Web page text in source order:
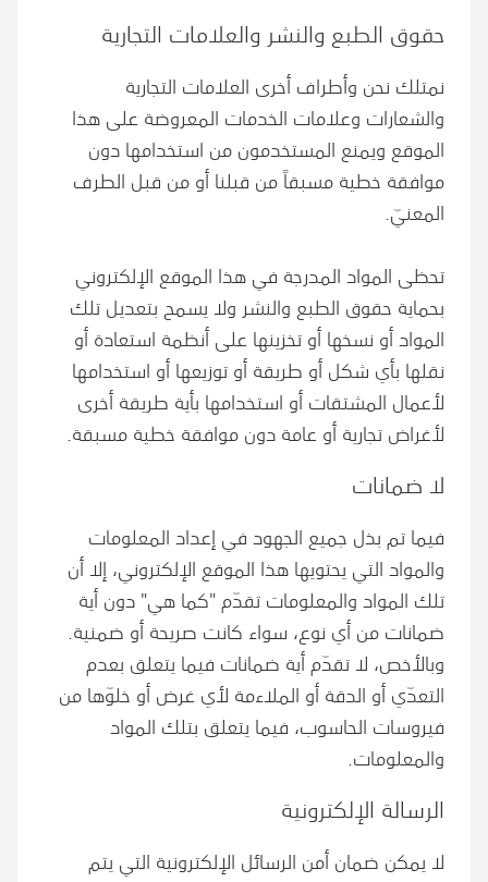
حقوق الطبع والنشر والعلامات التجارية
نمتلك نحن وأطراف أخرى العلامات التجارية
والشعارات وعلامات الخدمات المعروضة على هذا
الموقع ويمنع المستخدمون من استخدامها دون
موافقة خطية مسبقاً من قبلنا أو من قبل الطرف
المعنيّ.
تحظى المواد المدرجة في هذا الموقع الإلكتروني
بحماية حقوق الطبع والنشر ولا يسمح بتعديل تلك
المواد أو نسخها أو تخزينها على أنظمة استعادة أو
نقلها بأي شكل أو طريقة أو توزيعها أو استخدامها
لأعمال المشتقات أو استخدامها بأية طريقة أخرى
لأغراض تجارية أو عامة دون موافقة خطية مسبقة.
لا ضمانات
فيما تم بذل جميع الجهود في إعداد المعلومات
والمواد التي يحتويها هذا الموقع الإلكتروني، إلا أن
تلك المواد والمعلومات تقدّم "كما هي" دون أية
ضمانات من أي نوع، سواء كانت صريحة أو ضمنية.
وبالأخص، لا تقدّم أية ضمانات فيما يتعلق بعدم
التعدّي أو الدقة أو الملاءمة لأي غرض أو خلوّها من
فيروسات الحاسوب، فيما يتعلق بتلك المواد
والمعلومات.
الرسالة الإلكترونية
لا يمكن ضمان أمن الرسائل الإلكترونية التي يتم